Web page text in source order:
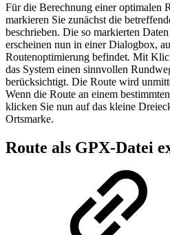
Für die Berechnung einer optimalen
markieren Sie zunächst die
beschrieben. Die so markierten
erscheinen nun in einer Dialogbox,
Routenoptimierung befindet. Mit
das System einen sinnvollen
berücksichtigt. Die Route wird
Wenn die Route an einem
klicken Sie nun auf das kleine
Ortsmarke.
Route als GPX-Datei